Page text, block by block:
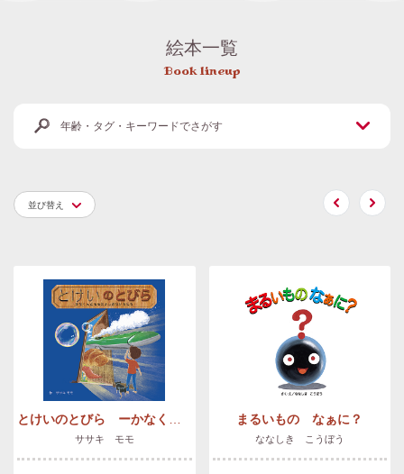
絵本一覧
Book lineup
年齢・タグ・キーワードでさがす
並び替え
ササキ モモ
まるいもの なぁに？
ななしき こうぼう